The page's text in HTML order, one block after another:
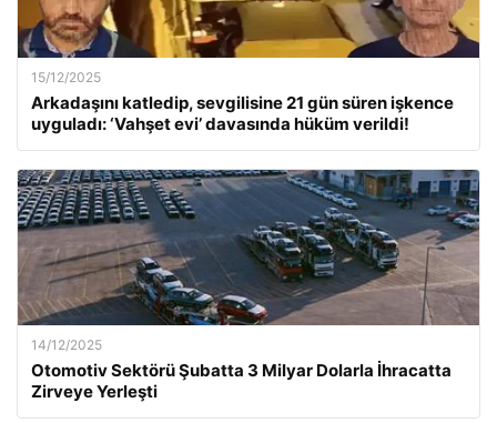
15/12/2025
Arkadaşını katledip, sevgilisine 21 gün süren işkence
uyguladı: ‘Vahşet evi’ davasında hüküm verildi!
14/12/2025
Otomotiv Sektörü Şubatta 3 Milyar Dolarla İhracatta
Zirveye Yerleşti